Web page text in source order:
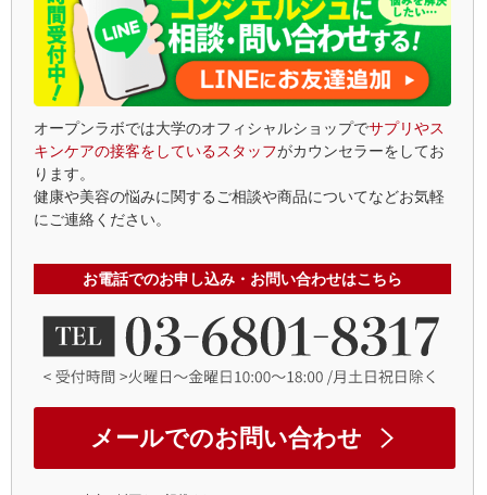
オープンラボでは大学のオフィシャルショップでサプリやス
キンケアの接客をしているスタッフがカウンセラーをしてお
ります。
健康や美容の悩みに関するご相談や商品についてなどお気軽
にご連絡ください。
お電話でのお申し込み・お問い合わせはこちら
メールでのお問い合わせ